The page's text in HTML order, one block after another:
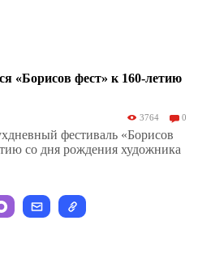
«Борисов фест» к 160-летию
3764 0
фестиваль «Борисов
со дня рождения художника